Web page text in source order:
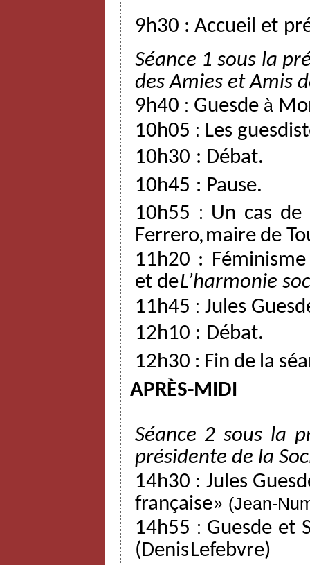
9h30 : Accueil et
Séance 1 sous la
des Amies et Amis
9h40 : Guesde à
10h05 : Les
10h30 : Débat.
10h45 : Pause.
10h55 : Un cas de
Ferrero,maire de
11h20 :
et deL’harmonie
11h45 : Jules
12h10 : Débat.
12h30 : Fin de la
APRÈS-MIDI
Séance 2 sous la
présidente de la
14h30 : Jules
française» (Jean-
14h55 : Guesde et
(DenisLefebvre)